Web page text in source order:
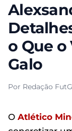
o Que
Galo
Por Redação
O Atlético